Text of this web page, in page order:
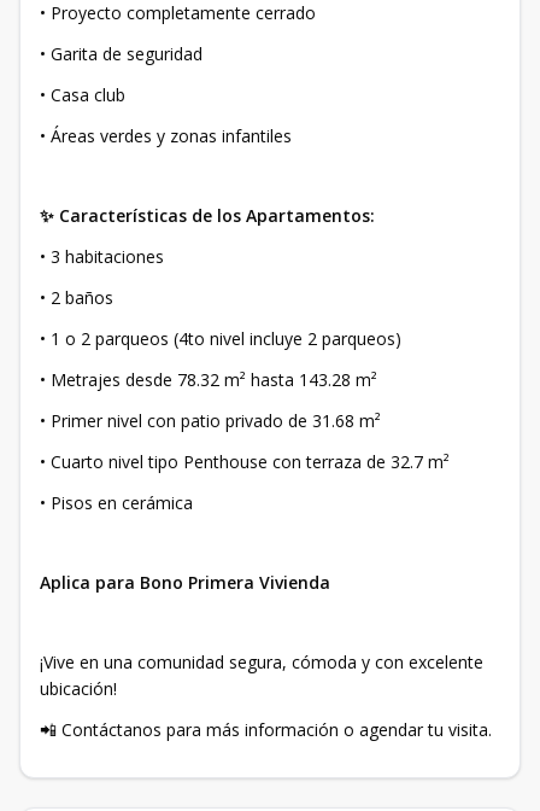
• Proyecto completamente cerrado
• Garita de seguridad
• Casa club
• Áreas verdes y zonas infantiles
✨ Características de los Apartamentos:
• 3 habitaciones
• 2 baños
• 1 o 2 parqueos (4to nivel incluye 2 parqueos)
• Metrajes desde 78.32 m² hasta 143.28 m²
• Primer nivel con patio privado de 31.68 m²
• Cuarto nivel tipo Penthouse con terraza de 32.7 m²
• Pisos en cerámica
Aplica para Bono Primera Vivienda
¡Vive en una comunidad segura, cómoda y con excelente
ubicación!
📲 Contáctanos para más información o agendar tu visita.